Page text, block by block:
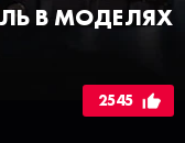
В МОДЕЛЯХ
2545